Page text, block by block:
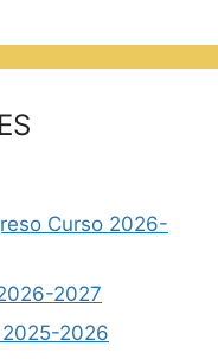
Curso 2026-
2027
2026